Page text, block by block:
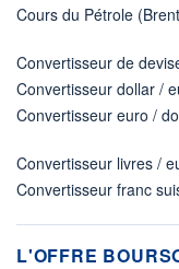
Cours du Pétrole
Convertisseur de
Convertisseur dollar /
Convertisseur euro /
Convertisseur livres /
Convertisseur franc
L'OFFRE